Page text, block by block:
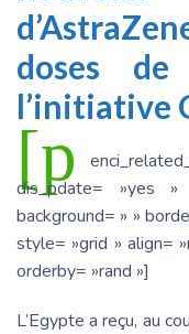
doses
l’initiative
[p
dis_pdate= »yes
background= » »
style= »grid » align=
orderby= »rand »]
L’Egypte a reçu, au